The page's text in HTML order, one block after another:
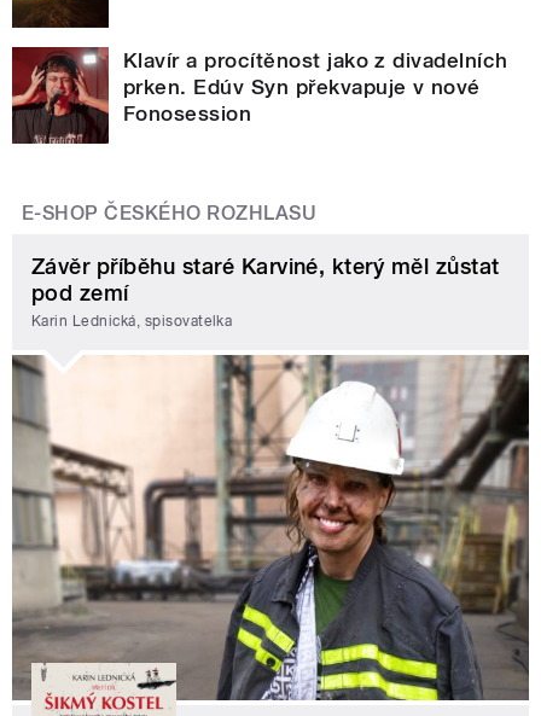
Klavír a procítěnost jako z divadelních
prken. Edúv Syn překvapuje v nové
Fonosession
E-SHOP ČESKÉHO ROZHLASU
Závěr příběhu staré Karviné, který měl zůstat
pod zemí
Karin Lednická, spisovatelka